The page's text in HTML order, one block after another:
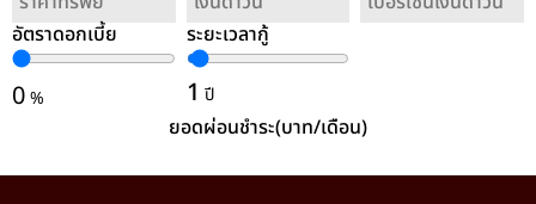
อัตราดอกเบี้ย
0%
ระยะเวลากู้
1 ปี
ยอดผ่อนชำระ(บาท/เดือน)